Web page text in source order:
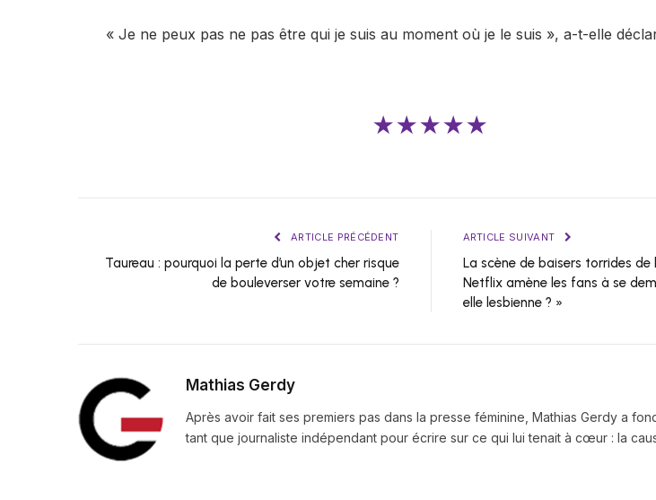
« Je ne peux pas ne pas être qui je suis au moment où je le suis », a-t-elle
★★★★★
ARTICLE PRÉCÉDENT
Taureau : pourquoi la perte d’un objet cher risque
de bouleverser votre semaine ?
ARTICLE SUIVANT
La scène de baisers torrides de
Netflix amène les fans à se
elle lesbienne ? »
Mathias Gerdy
Après avoir fait ses premiers pas dans la presse féminine, Mathias Gerdy a
tant que journaliste indépendant pour écrire sur ce qui lui tenait à cœur : la